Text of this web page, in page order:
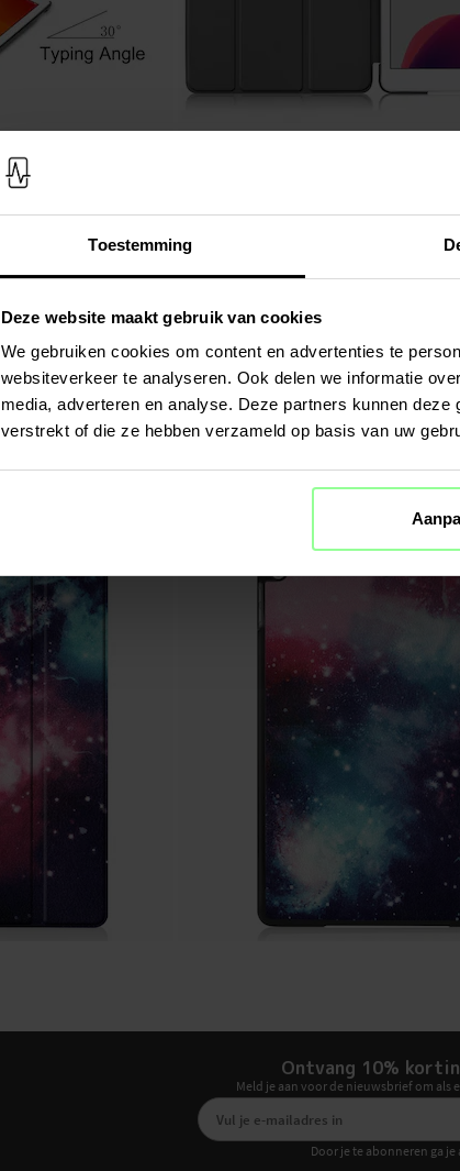
Toestemming
Deze website maakt gebruik van cookies
We gebruiken cookies om content en advertenties te
websiteverkeer te analyseren. Ook delen we informatie
media, adverteren en analyse. Deze partners kunnen
verstrekt of die ze hebben verzameld op basis van uw
Ontvang 10%
Meld je aan voor de nieuwsbrief om als
Door je te abonneren ga